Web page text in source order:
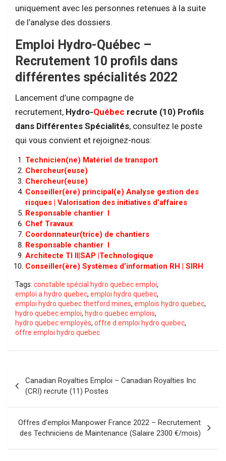
uniquement avec les personnes retenues à la suite
de l’analyse des dossiers.
Emploi Hydro-Québec –
Recrutement 10 profils dans
différentes spécialités 2022
Lancement d’une compagne de
recrutement, Hydro-Québec recrute (10) Profils
dans Différentes Spécialités, consultez le poste
qui vous convient et rejoignez-nous:
Technicien(ne) Matériel de transport
Chercheur(euse)
Chercheur(euse)
Conseiller(ère) principal(e) Analyse gestion des
risques | Valorisation des initiatives d’affaires
Responsable chantier I
Chef Travaux
Coordonnateur(trice) de chantiers
Responsable chantier I
Architecte TI II|SAP |Technologique
Conseiller(ère) Systèmes d’information RH | SIRH
Tags: constable spécial hydro quebec emploi,
emploi a hydro quebec, emploi hydro quebec,
emploi hydro quebec thetford mines, emplois hydro quebec,
hydro quebec emploi, hydro quebec emplois,
hydro quebec employés, offre d emploi hydro quebec,
offre emploi hydro quebec
de
l’article
Canadian Royalties Emploi – Canadian Royalties Inc
(CRI) recrute (11) Postes
Offres d’emploi Manpower France 2022 – Recrutement
des Techniciens de Maintenance (Salaire 2300 €/mois)